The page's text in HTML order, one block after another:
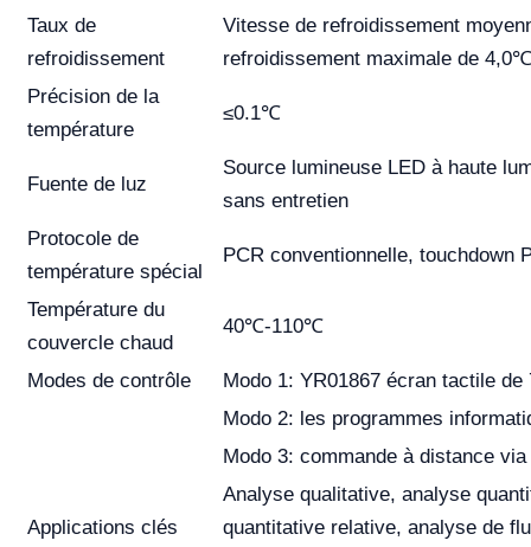
Taux de
refroidissement
Vitesse de refroidissement
refroidissement maximale de
Précision de la
température
≤0.1℃
Fuente de luz
Source lumineuse LED à haute
sans entretien
Protocole de
température spécial
PCR conventionnelle, touchdown
Température du
couvercle chaud
40℃-110℃
Modes de contrôle
Modo 1: YR01867 écran tactile de
Modo 2: les programmes
Modo 3: commande à distance
Applications clés
Analyse qualitative, analyse
quantitative relative, analyse de